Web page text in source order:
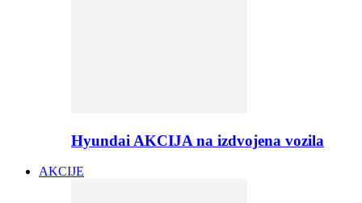
Hyundai AKCIJA na izdvojena vozila
AKCIJE